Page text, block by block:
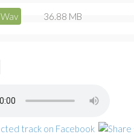
36.88 MB